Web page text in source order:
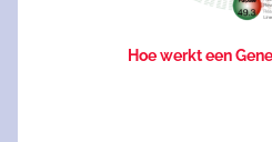
Hoe werkt een